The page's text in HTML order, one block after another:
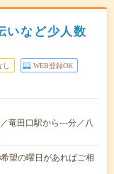
いなど少人数
WEB登録OK
竜田口駅から---分／八
望の曜日があればご相